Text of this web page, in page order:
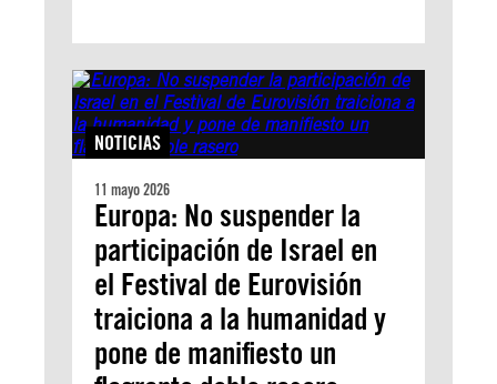
NOTICIAS
11 mayo 2026
Europa: No suspender la
participación de Israel en
el Festival de Eurovisión
traiciona a la humanidad y
pone de manifiesto un